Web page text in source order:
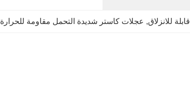
للانزلاق, عجلات كاستر شديدة التحمل مقاومة للحرارة